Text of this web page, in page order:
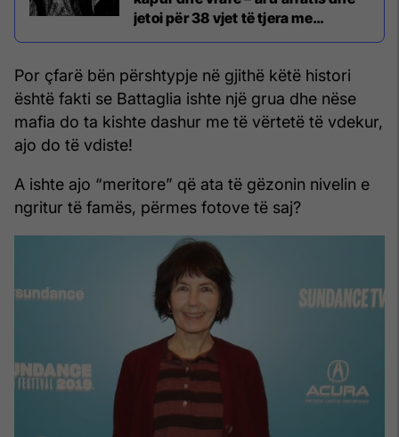
jetoi për 38 vjet të tjera me
Por çfarë bën përshtypje në gjithë këtë histori
është fakti se Battaglia ishte një grua dhe nëse
mafia do ta kishte dashur me të vërtetë të vdekur,
ajo do të vdiste!
A ishte ajo “meritore” që ata të gëzonin nivelin e
ngritur të famës, përmes fotove të saj?